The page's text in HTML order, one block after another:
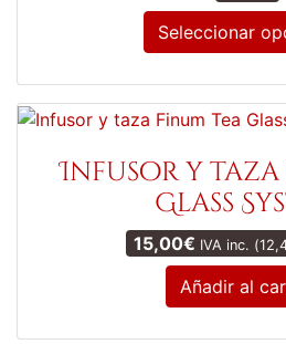
Seleccionar
tiene
Las
se
Infusor y taza
Glass
15,00€ IVA inc. (
Añadir al